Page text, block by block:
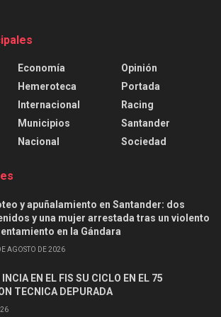
Economía
Hemeroteca
Internacional
Municipios
Nacional
Opinión
Portada
Racing
Santander
Sociedad
y apuñalamiento en Santander: dos
y una mujer arrestada tras un violento
en la Gándara
AGOSTO DE 2026
EN EL FIS SU CICLO EN EL 75
TECNICA DEPURADA